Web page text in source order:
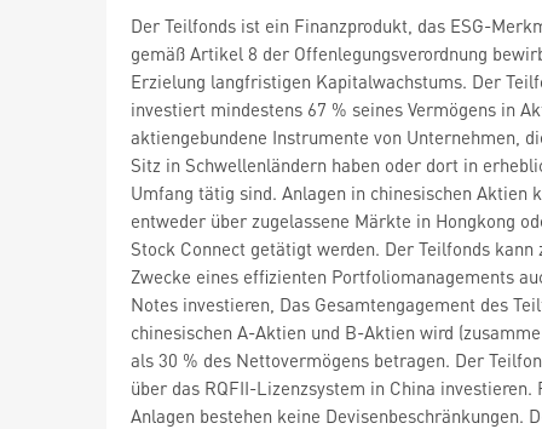
Der Teilfonds ist ein Finanzprodukt, das ESG-
gemäß Artikel 8 der Offenlegungsverordnung
Erzielung langfristigen Kapitalwachstums. Der
investiert mindestens 67 % seines Vermögens in
aktiengebundene Instrumente von Unternehmen,
Sitz in Schwellenländern haben oder dort in
Umfang tätig sind. Anlagen in chinesischen Aktien
entweder über zugelassene Märkte in Hongkong
Stock Connect getätigt werden. Der Teilfonds kann
Zwecke eines effizienten Portfoliomanagements
Notes investieren, Das Gesamtengagement des
chinesischen A-Aktien und B-Aktien wird
als 30 % des Nettovermögens betragen. Der
über das RQFII-Lizenzsystem in China investieren.
Anlagen bestehen keine Devisenbeschränkungen.